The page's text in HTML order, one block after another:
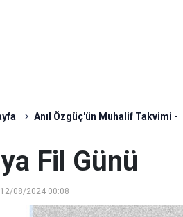
Anıl Özgüç'ün Muhalif Takvimi -
Fil Günü
12/08/2024 00:08